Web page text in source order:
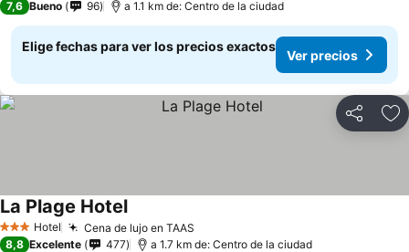
7,6 Bueno 96 a 1.1 km de: Centro de la ciudad
Elige fechas para ver los precios exactos
Ver precios
Compartir
3 Estrellas
Hotel Cena de lujo en TAAS
La Plage Hotel
8,8 Excelente 477 a 1.7 km de: Centro de la ciudad